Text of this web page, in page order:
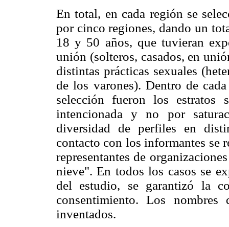
En total, en cada región se
por cinco regiones, dando un
18 y 50 años, que tuvieran
unión (solteros, casados, en
distintas prácticas sexuales
de los varones). Dentro de
selección fueron los estratos
intencionada y no por
diversidad de perfiles en
contacto con los informantes se
representantes de
nieve". En todos los casos se
del estudio, se garantizó la
consentimiento. Los nombres
inventados.